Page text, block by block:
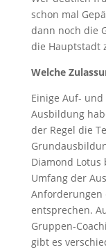
schon mal
dann noch die
die Hauptstadt
Welche
Einige Auf-
Ausbildung
der Regel die
Diamond Lotus
Umfang der
Anforderungen
entsprechen.
Gruppen-
gibt es